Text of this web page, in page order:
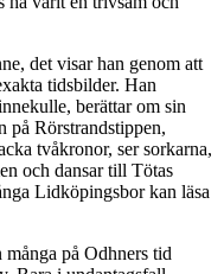
det visar han genom att
tidsbilder. Han
berättar om sin
på Rörstrandstippen,
tvåkronor, ser sorkarna,
och dansar till Tötas
Lidköpingsbor kan läsa
på Odhners tid